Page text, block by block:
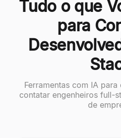
Tudo o que
para
Ferramentas com IA
contatar engenheiros full-
de